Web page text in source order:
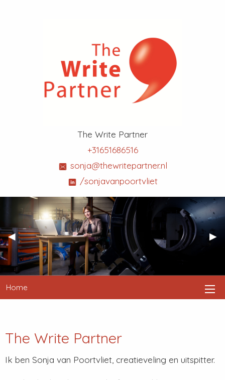
The Write Partner
+31651686516
sonja@thewritepartner.nl
/sonjavanpoortvliet
Previous
Slide
◀︎ ▶︎
Home
The Write Partner
Ik ben Sonja van Poortvliet, creatieveling en uitspitter.